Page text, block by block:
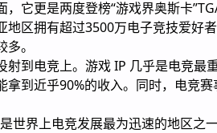
它更是两度登榜“游戏界奥斯卡
地区拥有超过3500万电子竞技爱好
。
射到电竞上。游戏 IP 几乎是电竞最
拿到近乎90%的收入。同时，电竞
世界上电竞发展最为迅速的地区之